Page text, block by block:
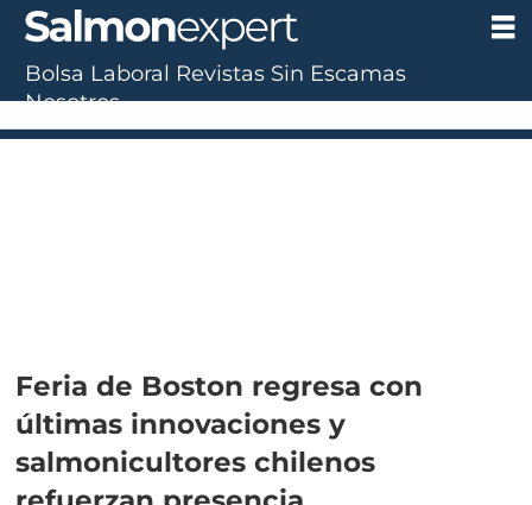
Feria de Boston regresa con
últimas innovaciones y
salmonicultores chilenos
Bolsa Laboral Revistas Sin Escamas
Nosotros